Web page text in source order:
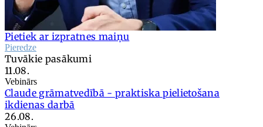
Pietiek ar izpratnes maiņu
Pieredze
Tuvākie pasākumi
11.08.
Vebinārs
Claude grāmatvedībā - praktiska pielietošana
ikdienas darbā
26.08.